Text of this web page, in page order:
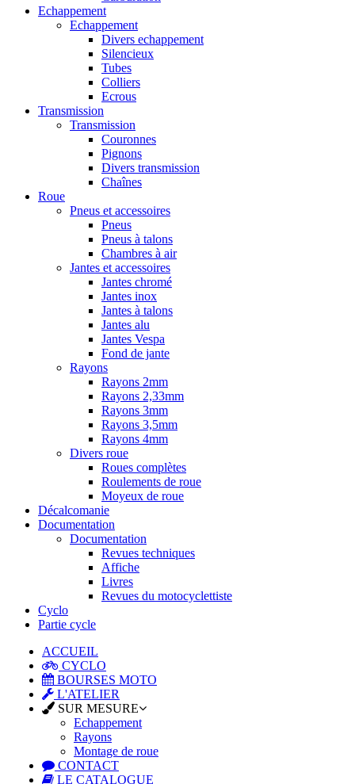
Echappement
Echappement
Divers echappement
Silencieux
Tubes
Colliers
Ecrous
Transmission
Transmission
Couronnes
Pignons
Divers transmission
Chaînes
Roue
Pneus et accessoires
Pneus
Pneus à talons
Chambres à air
Jantes et accessoires
Jantes chromé
Jantes inox
Jantes à talons
Jantes alu
Jantes Vespa
Fond de jante
Rayons
Rayons 2mm
Rayons 2,33mm
Rayons 3mm
Rayons 3,5mm
Rayons 4mm
Divers roue
Roues complètes
Roulements de roue
Moyeux de roue
Décalcomanie
Documentation
Documentation
Revues techniques
Affiche
Livres
Revues du motocyclettiste
Cyclo
Partie cycle
ACCUEIL
CYCLO
BOURSES MOTO
L'ATELIER
SUR MESURE
Echappement
Rayons
Montage de roue
CONTACT
LE CATALOGUE